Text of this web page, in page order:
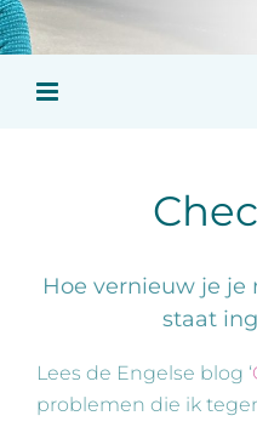
Hoe vernieuw je je
staat
Lees de Engelse blog ‘
problemen die ik